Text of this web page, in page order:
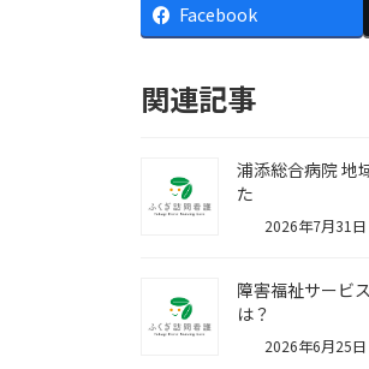
Facebook
関連記事
浦添総合病院 地
た
2026年7月31日
障害福祉サービ
は？
2026年6月25日